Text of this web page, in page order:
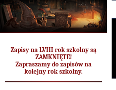
Zapisy na LVIII rok szkolny są
ZAMKNIĘTE!
Zapraszamy do zapisów na
kolejny rok szkolny.